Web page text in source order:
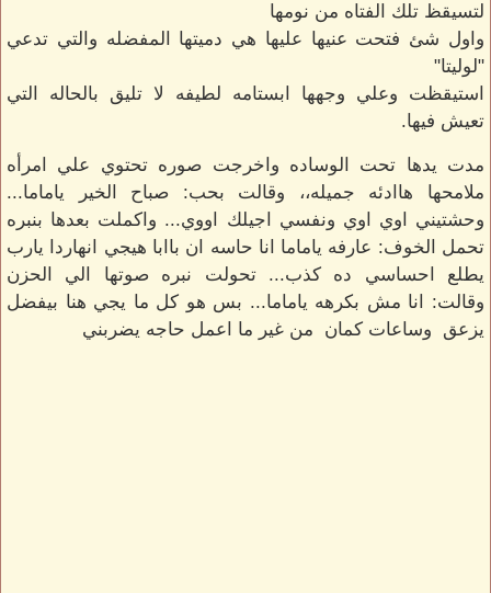
لتسيقظ تلك الفتاه من نومها
واول شئ فتحت عنيها عليها هي دميتها المفضله والتي تدعي
"لوليتا"
استيقظت وعلي وجهها ابستامه لطيفه لا تليق بالحاله التي
تعيش فيها.
مدت يدها تحت الوساده واخرجت صوره تحتوي علي امرأه
ملامحها هاادئه جميله،، وقالت بحب: صباح الخير ياماما...
وحشتيني اوي اوي ونفسي اجيلك اووي... واكملت بعدها بنبره
تحمل الخوف: عارفه ياماما انا حاسه ان باابا هيجي انهاردا يارب
يطلع احساسي ده كذب... تحولت نبره صوتها الي الحزن
وقالت: انا مش بكرهه ياماما... بس هو كل ما يجي هنا بيفضل
يزعق وساعات كمان من غير ما اعمل حاجه يضربني